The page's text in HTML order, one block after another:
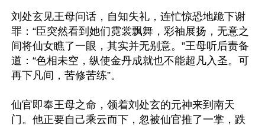
刘处玄见王母问话，自知失礼，连忙惊恐地跪下谢
罪：“臣突然看到她们霓裳飘舞，彩袖展扬，无意之
间将仙女瞧了一眼，其实并无别意。”王母听后责备
道：“色相未空，纵使金丹成就也不能超凡入圣。可
再下凡间，苦修苦练”。
仙官即奉王母之命，领着刘处玄的元神来到南天
门。他正要自己乘云而下，忽被仙官推了一掌，跌